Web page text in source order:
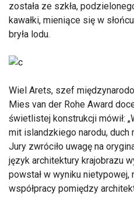
została ze szkła,
kawałki, mieniące się w
bryła lodu.
Wiel Arets, szef
Mies van der Rohe Award
świetlistej konstrukcji mówił:
mit islandzkiego narodu, duch
Jury zwróciło uwagę na
język architektury krajobrazu
powstał w wyniku nietypowej,
współpracy pomiędzy